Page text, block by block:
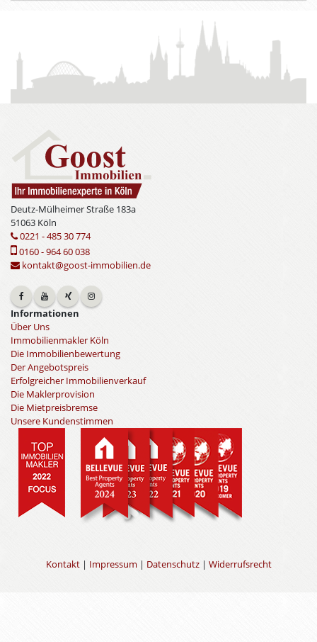
Deutz-Mülheimer Straße 183a
51063 Köln
0221 - 485 30 774
0160 - 964 60 038
kontakt@goost-immobilien.de
Informationen
Über Uns
Immobilienmakler Köln
Die Immobilienbewertung
Der Angebotspreis
Erfolgreicher Immobilienverkauf
Die Maklerprovision
Die Mietpreisbremse
Unsere Kundenstimmen
Kontakt| Impressum | Datenschutz| Widerrufsrecht